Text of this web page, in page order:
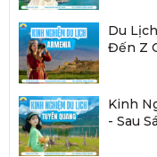
Du
Đến Z
Kinh
- Sau